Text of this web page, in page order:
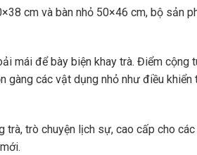
×38 cm và bàn nhỏ 50×46 cm, bộ sản
mái để bày biện khay trà. Điểm cộng
gàng các vật dụng nhỏ như điều
trò chuyện lịch sự, cao cấp cho các